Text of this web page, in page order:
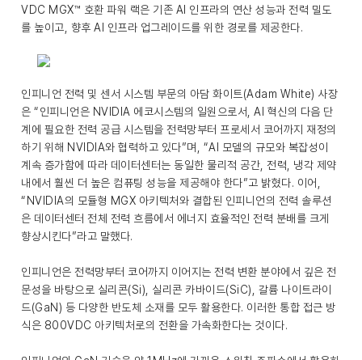
VDC MGX™ 호환 파워 랙은 기존 AI 인프라의 연산 성능과 전력 밀도
를 높이고, 향후 AI 인프라 업그레이드를 위한 경로를 제공한다.
인피니언 전력 및 센서 시스템 부문의 아담 화이트(Adam White) 사장
은 “인피니언은 NVIDIA 에코시스템의 일원으로서, AI 혁신의 다음 단
계에 필요한 전력 공급 시스템을 전력망부터 프로세서 코어까지 재정의
하기 위해 NVIDIA와 협력하고 있다”며, “AI 모델의 규모와 복잡성이
계속 증가함에 따라 데이터센터는 동일한 물리적 공간, 전력, 냉각 제약
내에서 훨씬 더 높은 컴퓨팅 성능을 제공해야 한다”고 밝혔다. 이어,
“NVIDIA의 모듈형 MGX 아키텍처와 결합된 인피니언의 전력 솔루션
은 데이터센터 전체 전력 흐름에서 에너지 효율적인 전력 분배를 크게
향상시킨다”라고 말했다.
인피니언은 전력망부터 코어까지 이어지는 전력 변환 분야에서 깊은 전
문성을 바탕으로 실리콘(Si), 실리콘 카바이드(SiC), 갈륨 나이트라이
드(GaN) 등 다양한 반도체 소재를 모두 활용한다. 이러한 통합 접근 방
식은 800VDC 아키텍처로의 전환을 가속화한다는 것이다.